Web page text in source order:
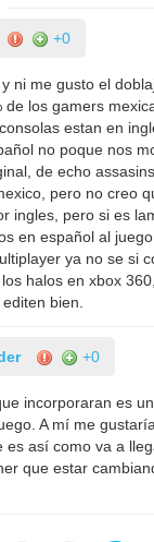
+0
ni me gusto el
de los gamers
estan en
no poque nos
de echo
pero no creo
ingles, pero si es
en español al
ya no se si
halos en xbox
bien.
+0
incorporaran es
A mí me
es así como va a
que estar